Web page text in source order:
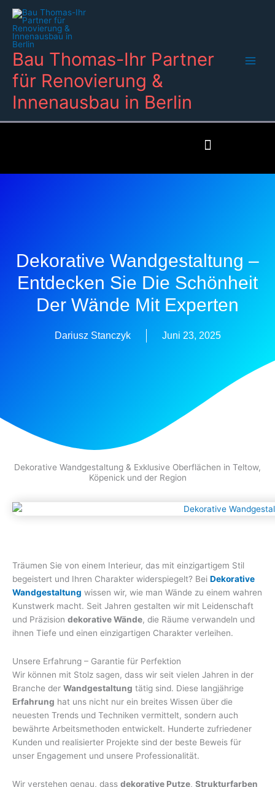
Inhalt
springen
Bau Thomas-Ihr Partner
für Renovierung &
Innenausbau in Berlin
Dekorative Wandgestaltung –
Entdecken Sie Die Schönheit
Der Wände Mit Experten
Dariusz Stanczyk Juni 23, 2025
Dekorative Wandgestaltung & Exklusive Oberflächen in Teltow,
Köpenick und der Region
Träumen Sie von einem Interieur, das mit einzigartigem Stil
begeistert und Ihren Charakter widerspiegelt? Bei Dekorative
Wandgestaltung wissen wir, wie man Wände zu einem wahren
Kunstwerk macht. Seit Jahren gestalten wir mit Leidenschaft
und Präzision dekorative Wände, die Räume verwandeln und
ihnen Tiefe und einen einzigartigen Charakter verleihen.
Unsere Erfahrung – Garantie für Perfektion
Wir können mit Stolz sagen, dass wir seit vielen Jahren in der
Branche der Wandgestaltung tätig sind. Diese langjährige
Erfahrung hat uns nicht nur ein breites Wissen über die
neuesten Trends und Techniken vermittelt, sondern auch
bewährte Arbeitsmethoden entwickelt. Hunderte zufriedener
Kunden und realisierter Projekte sind der beste Beweis für
unser Engagement und unsere Professionalität.
Wir verstehen genau, dass dekorative Putze, Strukturfarben